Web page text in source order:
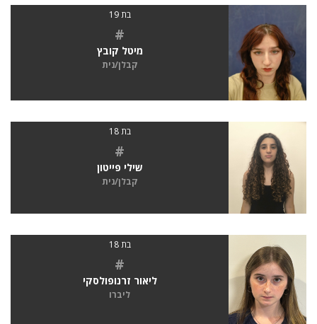
בת 19
#
מיטל קובץ
קבלן/נית
בת 18
#
שילי פייטון
קבלן/נית
בת 18
#
ליאור זרנופולסקי
ליברו